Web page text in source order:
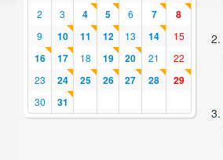
2 3 4 5 6 7 8
9 10 11 12 13 14 15
16 17 18 19 20 21
22
23
24 25 26 27 28 29
30 31